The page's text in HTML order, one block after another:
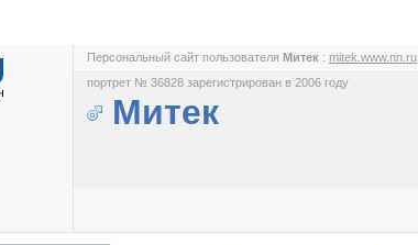
Персональный сайт пользователя Митек : mitek.www.nn.ru
портрет № 36828 зарегистрирован в 2006 году
Митек